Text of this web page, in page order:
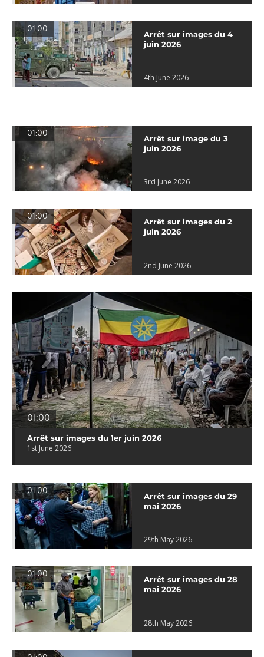
01:00
Arrêt sur images du 4
juin 2026
4th June 2026
01:00
Arrêt sur image du 3
juin 2026
3rd June 2026
01:00
Arrêt sur images du 2
juin 2026
2nd June 2026
01:00
Arrêt sur images du 1er juin 2026
1st June 2026
01:00
Arrêt sur images du 29
mai 2026
29th May 2026
01:00
Arrêt sur images du 28
mai 2026
28th May 2026